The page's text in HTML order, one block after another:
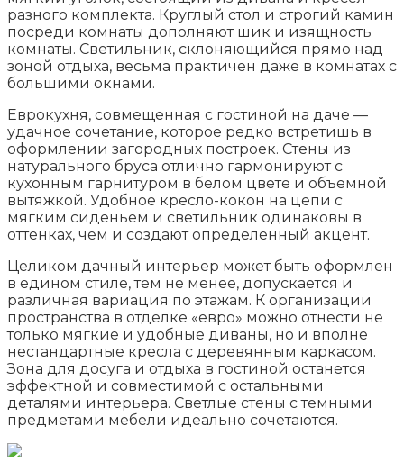
разного комплекта. Круглый стол и строгий камин
посреди комнаты дополняют шик и изящность
комнаты. Светильник, склоняющийся прямо над
зоной отдыха, весьма практичен даже в комнатах с
большими окнами.
Еврокухня, совмещенная с гостиной на даче —
удачное сочетание, которое редко встретишь в
оформлении загородных построек. Стены из
натурального бруса отлично гармонируют с
кухонным гарнитуром в белом цвете и объемной
вытяжкой. Удобное кресло-кокон на цепи с
мягким сиденьем и светильник одинаковы в
оттенках, чем и создают определенный акцент.
Целиком дачный интерьер может быть оформлен
в едином стиле, тем не менее, допускается и
различная вариация по этажам. К организации
пространства в отделке «евро» можно отнести не
только мягкие и удобные диваны, но и вполне
нестандартные кресла с деревянным каркасом.
Зона для досуга и отдыха в гостиной останется
эффектной и совместимой с остальными
деталями интерьера. Светлые стены с темными
предметами мебели идеально сочетаются.